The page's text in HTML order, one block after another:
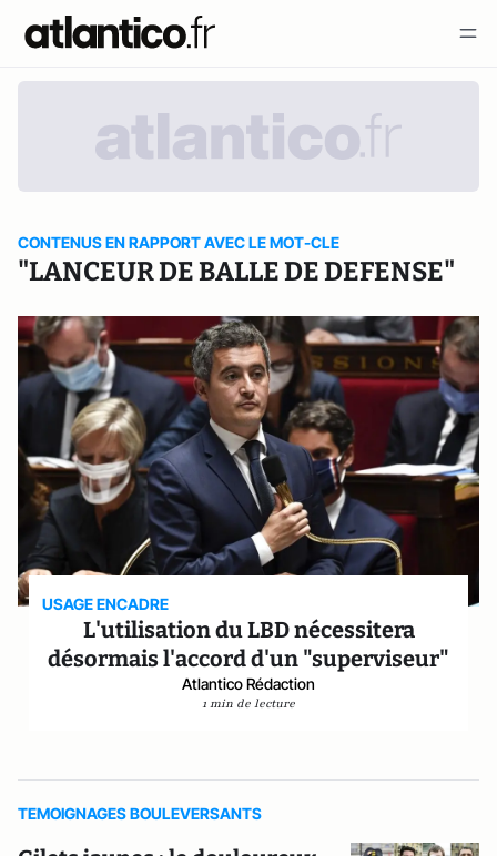
CONTENUS EN RAPPORT AVEC LE MOT-CLE
"LANCEUR DE BALLE DE DEFENSE"
USAGE ENCADRE
L'utilisation du LBD nécessitera
désormais l'accord d'un "superviseur"
Atlantico Rédaction
1 min de lecture
TEMOIGNAGES BOULEVERSANTS